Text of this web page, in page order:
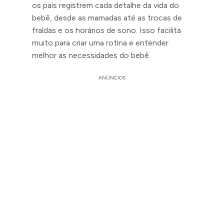
os pais registrem cada detalhe da vida do
bebê, desde as mamadas até as trocas de
fraldas e os horários de sono. Isso facilita
muito para criar uma rotina e entender
melhor as necessidades do bebê.
ANÚNCIOS